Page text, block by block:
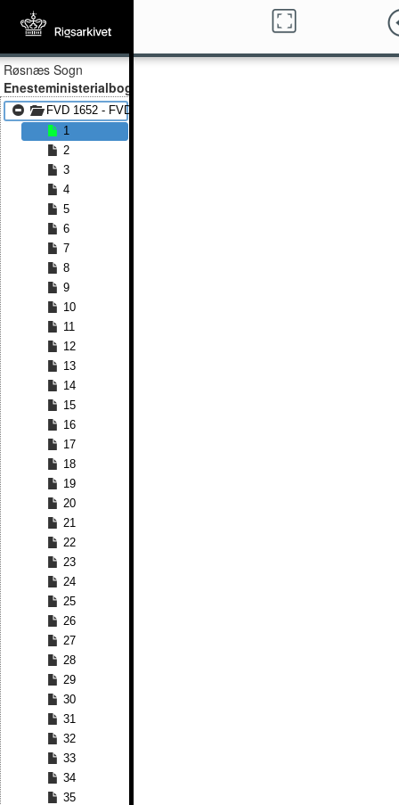
Røsnæs Sogn
Enesteministerialbog
FVD 1652 - FVD 1720
1
2
3
4
5
6
7
8
9
10
11
12
13
14
15
16
17
18
19
20
21
22
23
24
25
26
27
28
29
30
31
32
33
34
35